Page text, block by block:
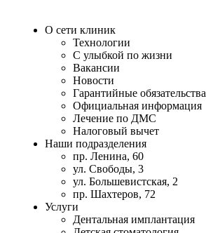
О сети клиник
Технологии
С улыбкой по жизни
Вакансии
Новости
Гарантийные обязательства
Официальная информация
Лечение по ДМС
Налоговый вычет
Наши подразделения
пр. Ленина, 60
ул. Свободы, 3
ул. Большевистская, 2
пр. Шахтеров, 72
Услуги
Дентальная имплантация